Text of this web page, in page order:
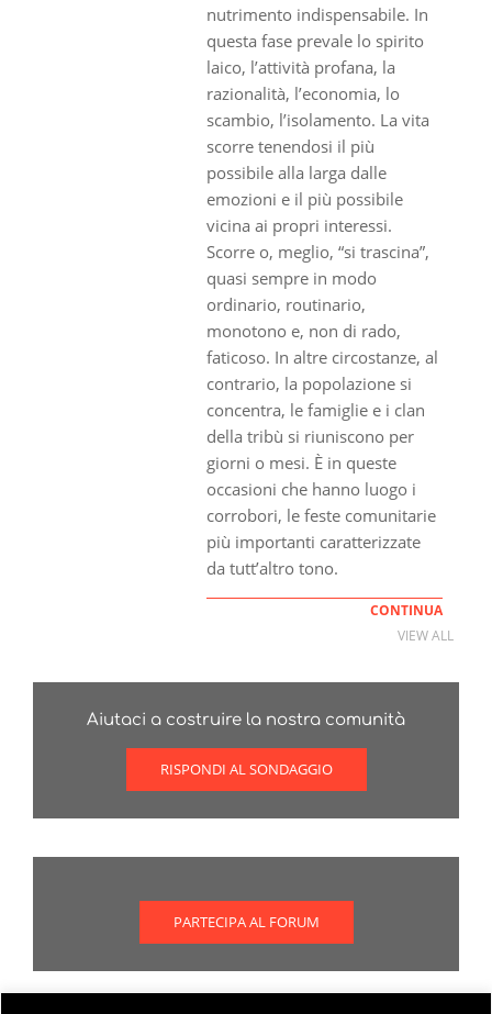
nutrimento indispensabile. In
questa fase prevale lo spirito
laico, l’attività profana, la
razionalità, l’economia, lo
scambio, l’isolamento. La vita
scorre tenendosi il più
possibile alla larga dalle
emozioni e il più possibile
vicina ai propri interessi.
Scorre o, meglio, “si trascina”,
quasi sempre in modo
ordinario, routinario,
monotono e, non di rado,
faticoso. In altre circostanze, al
contrario, la popolazione si
concentra, le famiglie e i clan
della tribù si riuniscono per
giorni o mesi. È in queste
occasioni che hanno luogo i
corrobori, le feste comunitarie
più importanti caratterizzate
da tutt’altro tono.
CONTINUA
VIEW ALL
Aiutaci a costruire la nostra comunità
RISPONDI AL SONDAGGIO
PARTECIPA AL FORUM